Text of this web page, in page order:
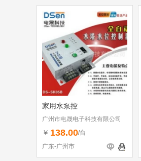
家用水泵控
广州市电晟电子科技有限公司
￥ 138.00/台
广东-广州市